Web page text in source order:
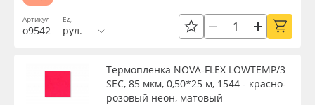
Артикул
о9542
Ед.
рул.
Термопленка NOVA-FLEX LOWTEMP/3
SEC, 85 мкм, 0,50*25 м, 1544 - красно-
розовый неон, матовый